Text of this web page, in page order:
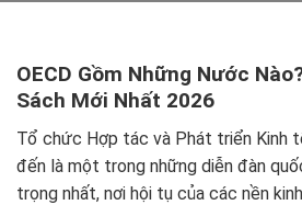
OECD Gồm Những Nước
Sách Mới Nhất 2026
Tổ chức Hợp tác và Phát triển Kinh
đến là một trong những diễn đàn
trọng nhất, nơi hội tụ của các nền